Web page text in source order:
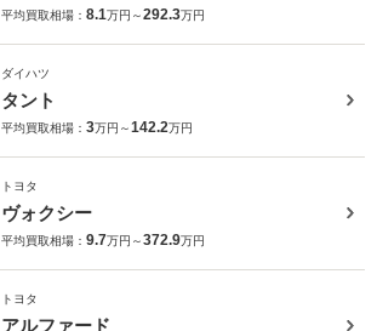
平均買取相場： 8.1万円～292.3万円
ダイハツ
タント
平均買取相場： 3万円～142.2万円
トヨタ
ヴォクシー
平均買取相場： 9.7万円～372.9万円
トヨタ
アルファード